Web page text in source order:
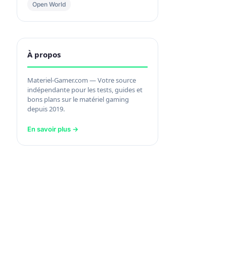
Open World
À propos
Materiel-Gamer.com — Votre source
indépendante pour les tests, guides et
bons plans sur le matériel gaming
depuis 2019.
En savoir plus →